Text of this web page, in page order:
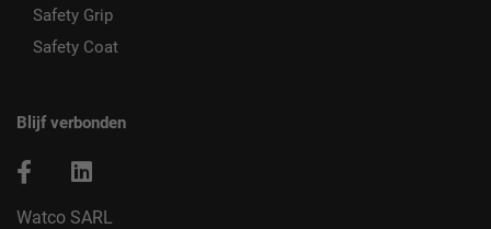
Safety Grip
Safety Coat
Blijf verbonden
Watco SARL